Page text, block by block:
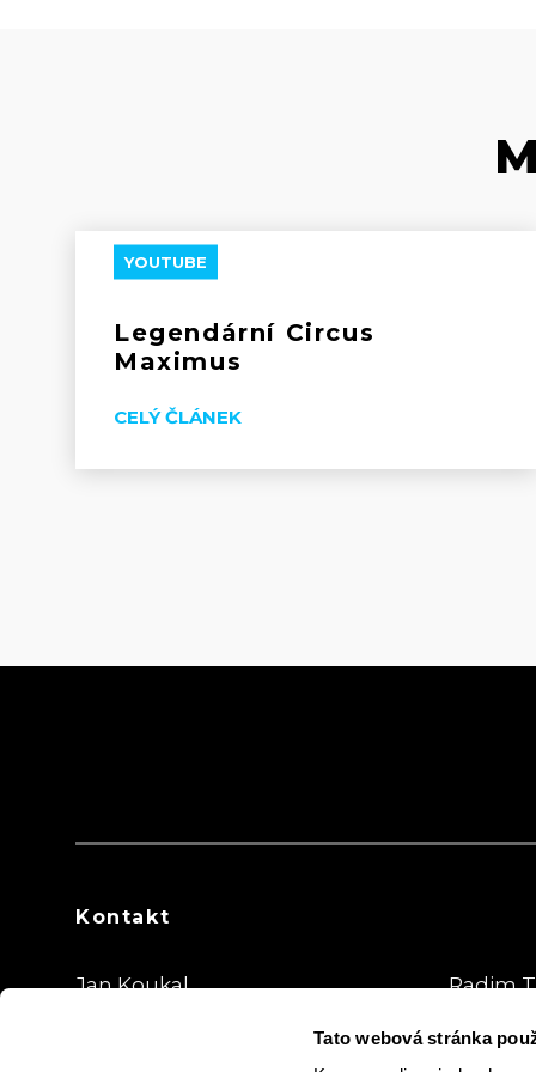
Tato webová stránka
YOUTUBE
Legendární Circus
Maximus
CELÝ ČLÁNEK
Kontakt
Jan Koukal
Radim